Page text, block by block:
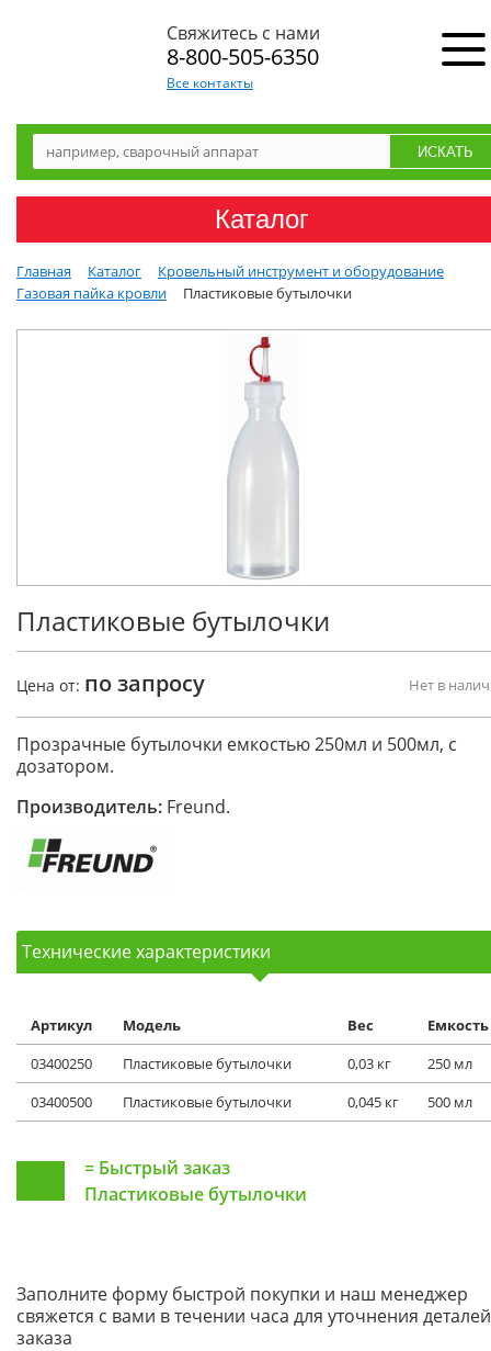
Свяжитесь с нами
8-800-505-6350
Все контакты
Каталог
Главная Каталог
Кровельный инструмент и оборудование
Газовая пайка кровли
Пластиковые бутылочки
Пластиковые бутылочки
Цена от: по запросу Нет в
Прозрачные бутылочки емкостью 250мл и 500мл, с
дозатором.
Производитель: Freund.
Технические характеристики
Артикул Модель Вес
Емкость
03400250
Пластиковые бутылочки 0,03 кг
250 мл
03400500
Пластиковые бутылочки 0,045 кг 500 мл
= Быстрый заказ
Пластиковые бутылочки
Заполните форму быстрой покупки и наш менеджер
свяжется с вами в течении часа для уточнения деталей
заказа